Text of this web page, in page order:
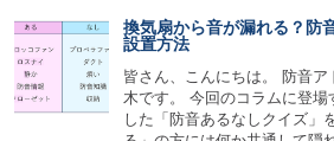
換気扇から音が漏れる？防
設置方法
皆さん、こんにちは。 防音
木です。 今回のコラムに登場
した「防音あるなしクイズ」